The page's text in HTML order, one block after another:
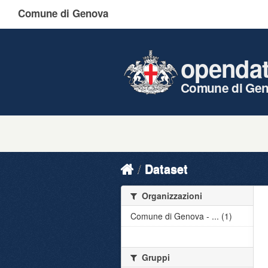
Comune di Genova
Comune di
Dataset
Organizzazioni
Comune di Genova - ... (1)
Gruppi